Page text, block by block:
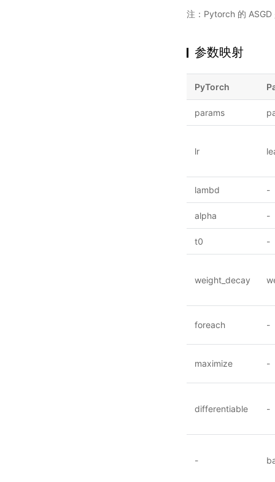
注：Pytorch 的
参数映射
PyTorch
params
lr
lambd -
alpha -
t0 -
weight_decay
foreach -
maximize -
differentiable -
-